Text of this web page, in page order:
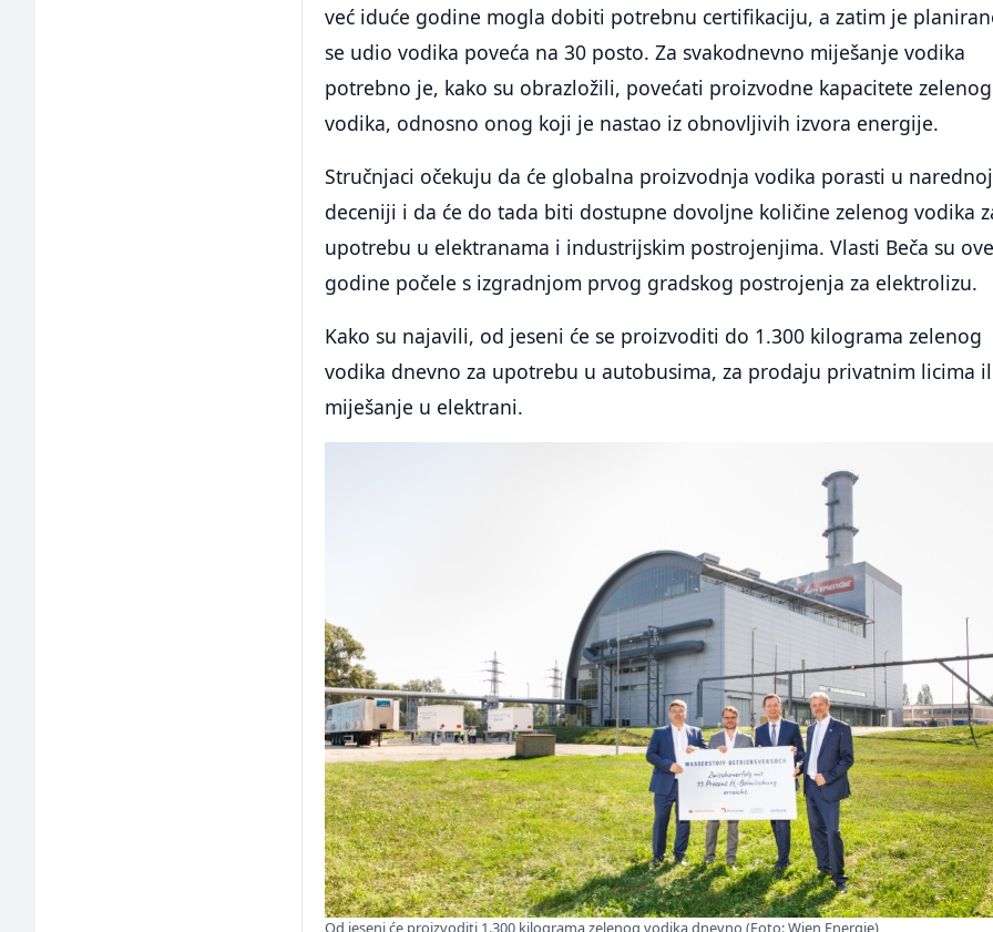
već iduće godine mogla dobiti potrebnu certifikaciju, a zatim je
se udio vodika poveća na 30 posto. Za svakodnevno miješanje vodika
potrebno je, kako su obrazložili, povećati proizvodne kapacitete zelenog
vodika, odnosno onog koji je nastao iz obnovljivih izvora energije.
Stručnjaci očekuju da će globalna proizvodnja vodika porasti u narednoj
deceniji i da će do tada biti dostupne dovoljne količine zelenog vodika
upotrebu u elektranama i industrijskim postrojenjima. Vlasti Beča su
godine počele s izgradnjom prvog gradskog postrojenja za elektrolizu.
Kako su najavili, od jeseni će se proizvoditi do 1.300 kilograma zelenog
vodika dnevno za upotrebu u autobusima, za prodaju privatnim licima
miješanje u elektrani.
Od jeseni će proizvoditi 1.300 kilograma zelenog vodika dnevno (Foto: Wien Energie)